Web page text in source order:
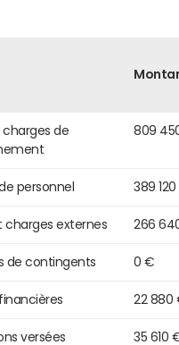
charges de
809
personnel 389
charges externes 266
de contingents 0 €
22 880
versées 35 610